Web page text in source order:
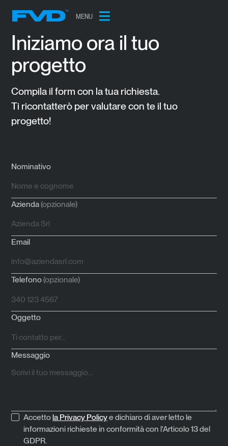
MENU
Iniziamo ora il tuo
progetto
Compila il form con la tua richiesta.
Ti ricontatterò per valutare con te il tuo
progetto!
Nominativo
Azienda(opzionale)
Email
Telefono(opzionale)
Oggetto
Messaggio
Accettola Privacy Policye dichiaro di aver letto le
informazioni richieste in conformità con l'Articolo 13 del
GDPR.